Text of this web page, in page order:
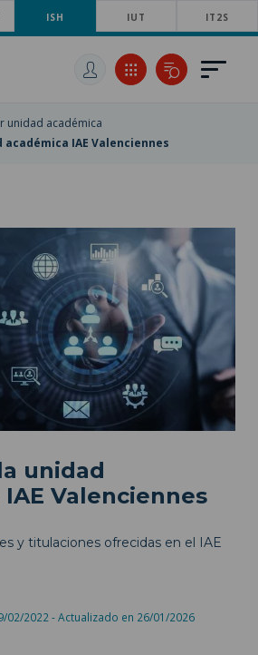
ISH IUT IT2S
unidad académica
académica IAE Valenciennes
unidad
Valenciennes
y titulaciones ofrecidas en el IAE
02/2022 - Actualizado en 26/01/2026